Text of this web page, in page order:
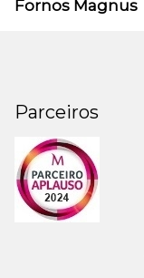
Fornos Magnus
Parceiros